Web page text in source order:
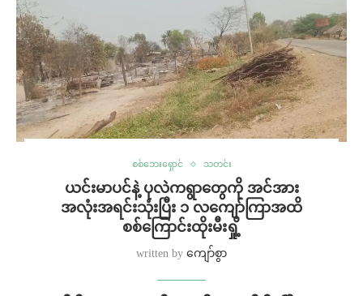
စစ်ဘေးရှောင် သတင်း
ယင်းမာပင်နဲ့ ပုလဲကရွာတွေကို အင်အား
အလုံးအရင်းသုံးပြီး ၁ လကျော်ကြာအထိ
စစ်ကြောင်းထိုးမီးရှို့
written by ကျော်စွာ